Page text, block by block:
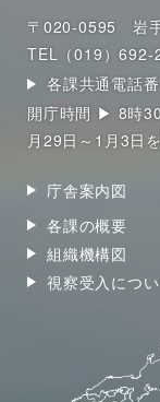
〒020-0595 岩
TEL（019）692-
各課共通電話
開庁時間 ▶ 8時
月29日～1月3日を
庁舎案内図
各課の概要
組織機構図
視察受入につ